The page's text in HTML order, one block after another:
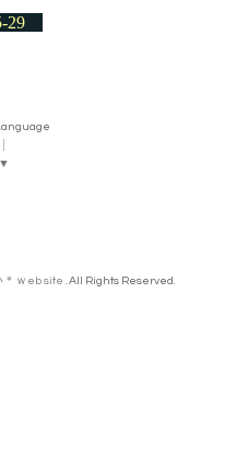
29
▼
＊ｗeb site . All Rights Reserved.